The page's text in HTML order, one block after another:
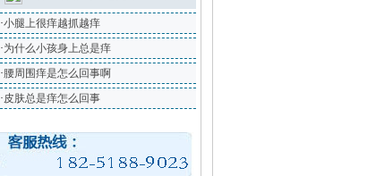
·小腿上很痒越抓越痒
·为什么小孩身上总是痒
· 腰周围痒是怎么回事啊
·皮肤总是痒怎么回事